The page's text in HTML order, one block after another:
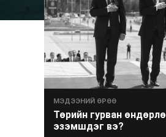
МЭДЭЭНИЙ ӨРӨӨ
Төрийн гурван
эзэмшдэг вэ?